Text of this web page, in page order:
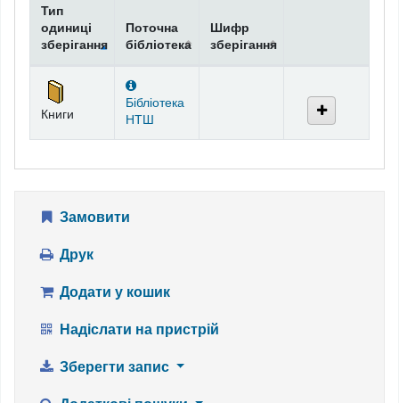
Фонди
Тип
одиниці
зберігання
Поточна
бібліотека
Шифр
зберігання
Книги
Бібліотека
НТШ
Замовити
Друк
Додати у кошик
Надіслати на пристрій
Зберегти запис